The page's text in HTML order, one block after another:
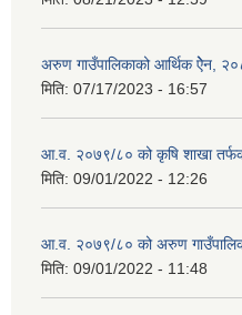
अरुण गाउँपालिकाको आर्थिक ऐेन,
मिति: 07/17/2023 - 16:57
आ.व. २०७९/८० को कृषि शाखा
मिति: 09/01/2022 - 12:26
आ.व. २०७९/८० को अरुण
मिति: 09/01/2022 - 11:48